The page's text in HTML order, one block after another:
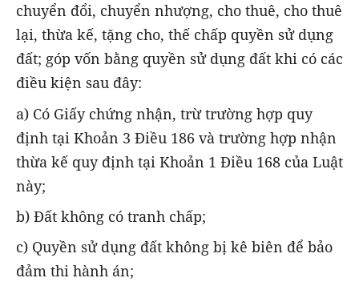
chuyển đổi, chuyển nhượng, cho thuê, cho thuê
lại, thừa kế, tặng cho, thế chấp quyền sử dụng
đất; góp vốn bằng quyền sử dụng đất khi có các
điều kiện sau đây:
a) Có Giấy chứng nhận, trừ trường hợp quy
định tại Khoản 3 Điều 186 và trường hợp nhận
thừa kế quy định tại Khoản 1 Điều 168 của Luật
này;
b) Đất không có tranh chấp;
c) Quyền sử dụng đất không bị kê biên để bảo
đảm thi hành án;